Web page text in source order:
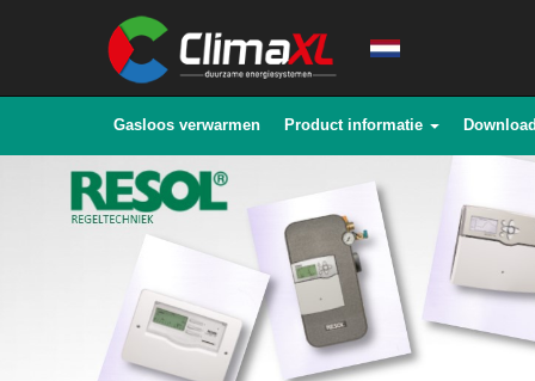
Gasloos verwarmen Product informatie